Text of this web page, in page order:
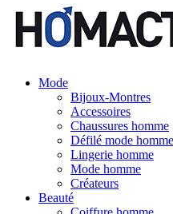
Mode
Bijoux-Montres
Accessoires
Chaussures homme
Défilé mode homme
Lingerie homme
Mode homme
Créateurs
Beauté